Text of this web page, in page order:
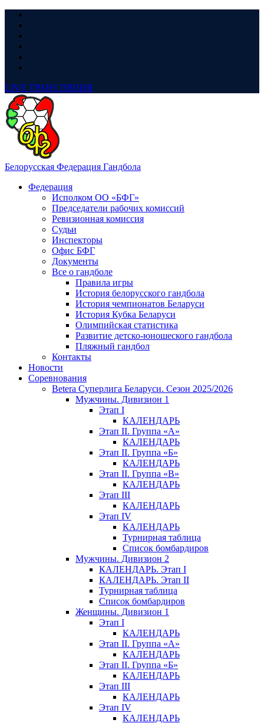
LIVE ТРАНСЛЯЦИЯ
Белорусская Федерация Гандбола
Федерация
Исполком ОО «БФГ»
Председатели рабочих комиссий
Ревизионная комиссия
Судьи
Инспекторы
Офис БФГ
Документы
Все о гандболе
Правила игры
История белорусского гандбола
История чемпионатов Беларуси
История Кубка Беларуси
Олимпийская статистика
Развитие детско-юношеского гандбола
Пляжный гандбол
Контакты
Новости
Соревнования
Betera Суперлига Беларуси. Сезон 2025/2026
Мужчины. Дивизион 1
Этап I
КАЛЕНДАРЬ
Этап II. Группа «А»
КАЛЕНДАРЬ
Этап II. Группа «Б»
КАЛЕНДАРЬ
Этап II. Группа «В»
КАЛЕНДАРЬ
Этап III
КАЛЕНДАРЬ
Этап IV
КАЛЕНДАРЬ
Турнирная таблица
Список бомбардиров
Мужчины. Дивизион 2
КАЛЕНДАРЬ. Этап I
КАЛЕНДАРЬ. Этап II
Турнирная таблица
Список бомбардиров
Женщины. Дивизион 1
Этап I
КАЛЕНДАРЬ
Этап II. Группа «А»
КАЛЕНДАРЬ
Этап II. Группа «Б»
КАЛЕНДАРЬ
Этап III
КАЛЕНДАРЬ
Этап IV
КАЛЕНДАРЬ